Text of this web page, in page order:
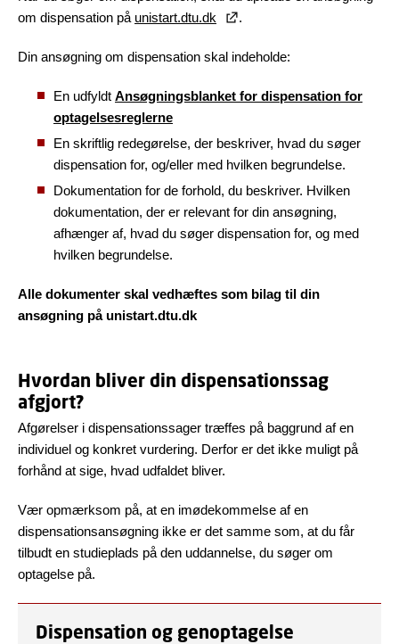
om dispensation på unistart.dtu.dk .
Din ansøgning om dispensation skal indeholde:
En udfyldt Ansøgningsblanket for dispensation for
optagelsesreglerne
En skriftlig redegørelse, der beskriver, hvad du søger
dispensation for, og/eller med hvilken begrundelse.
Dokumentation for de forhold, du beskriver. Hvilken
dokumentation, der er relevant for din ansøgning,
afhænger af, hvad du søger dispensation for, og med
hvilken begrundelse.
Alle dokumenter skal vedhæftes som bilag til din
ansøgning på unistart.dtu.dk
Hvordan bliver din dispensationssag
afgjort?
Afgørelser i dispensationssager træffes på baggrund af en
individuel og konkret vurdering. Derfor er det ikke muligt på
forhånd at sige, hvad udfaldet bliver.
Vær opmærksom på, at en imødekommelse af en
dispensationsansøgning ikke er det samme som, at du får
tilbudt en studieplads på den uddannelse, du søger om
optagelse på.
Dispensation og genoptagelse